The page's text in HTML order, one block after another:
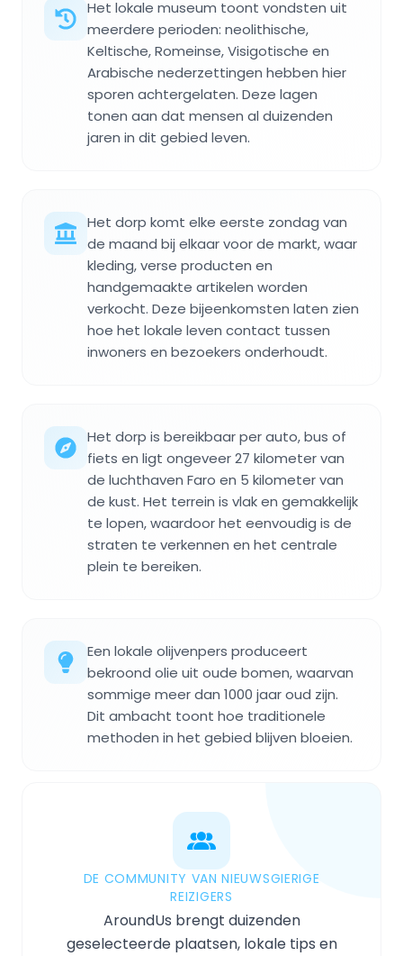
Het lokale museum toont vondsten uit
meerdere perioden: neolithische,
Keltische, Romeinse, Visigotische en
Arabische nederzettingen hebben hier
sporen achtergelaten. Deze lagen
tonen aan dat mensen al duizenden
jaren in dit gebied leven.
Het dorp komt elke eerste zondag van
de maand bij elkaar voor de markt, waar
kleding, verse producten en
handgemaakte artikelen worden
verkocht. Deze bijeenkomsten laten zien
hoe het lokale leven contact tussen
inwoners en bezoekers onderhoudt.
Het dorp is bereikbaar per auto, bus of
fiets en ligt ongeveer 27 kilometer van
de luchthaven Faro en 5 kilometer van
de kust. Het terrein is vlak en gemakkelijk
te lopen, waardoor het eenvoudig is de
straten te verkennen en het centrale
plein te bereiken.
Een lokale olijvenpers produceert
bekroond olie uit oude bomen, waarvan
sommige meer dan 1000 jaar oud zijn.
Dit ambacht toont hoe traditionele
methoden in het gebied blijven bloeien.
DE COMMUNITY VAN NIEUWSGIERIGE
REIZIGERS
AroundUs brengt duizenden
geselecteerde plaatsen, lokale tips en